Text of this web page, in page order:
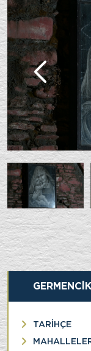
GERMENCİK
TARİHÇE